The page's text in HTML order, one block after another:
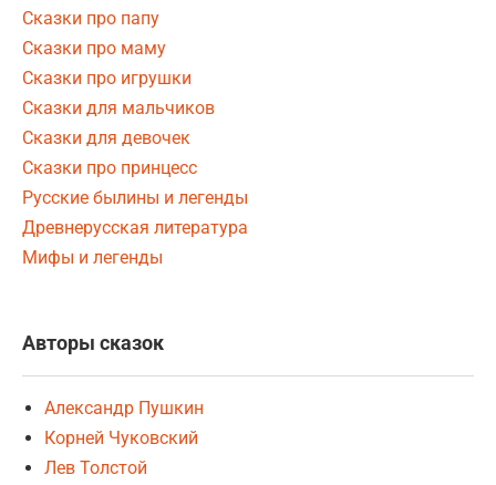
Сказки про папу
Сказки про маму
Сказки про игрушки
Сказки для мальчиков
Сказки для девочек
Сказки про принцесс
Русские былины и легенды
Древнерусская литература
Мифы и легенды
Авторы сказок
Александр Пушкин
Корней Чуковский
Лев Толстой